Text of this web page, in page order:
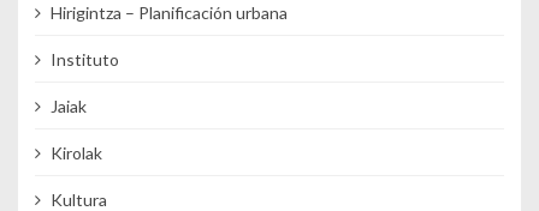
Hirigintza – Planificación urbana
Instituto
Jaiak
Kirolak
Kultura